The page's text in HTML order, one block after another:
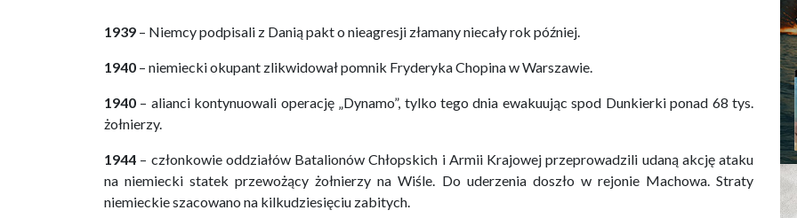
1939 – Niemcy podpisali z Danią pakt o nieagresji złamany niecały rok później.
1940 – niemiecki okupant zlikwidował pomnik Fryderyka Chopina w Warszawie.
1940 – alianci kontynuowali operację „Dynamo”, tylko tego dnia ewakuując spod Dunkierki ponad 68 tys.
żołnierzy.
1944 – członkowie oddziałów Batalionów Chłopskich i Armii Krajowej przeprowadzili udaną akcję ataku
na niemiecki statek przewożący żołnierzy na Wiśle. Do uderzenia doszło w rejonie Machowa. Straty
niemieckie szacowano na kilkudziesięciu zabitych.